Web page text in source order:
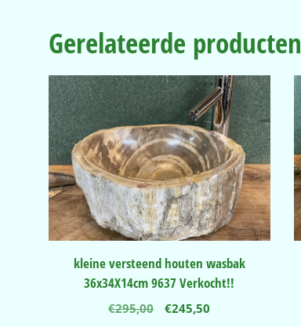
Gerelateerde producten
kleine versteend houten wasbak
36x34X14cm 9637 Verkocht!!
€295,00
Oorspronkelijke
€245,50